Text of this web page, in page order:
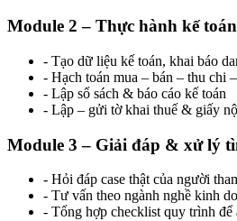
Module 2 – Thực hành kế
- Tạo dữ liệu kế toán, khai báo
- Hạch toán mua – bán – thu chi
- Lập sổ sách & báo cáo kế toán
- Lập – gửi tờ khai thuế & giấy
Module 3 – Giải đáp & xử lý
- Hỏi đáp case thật của người
- Tư vấn theo ngành nghề kinh
- Tổng hợp checklist quy trình để